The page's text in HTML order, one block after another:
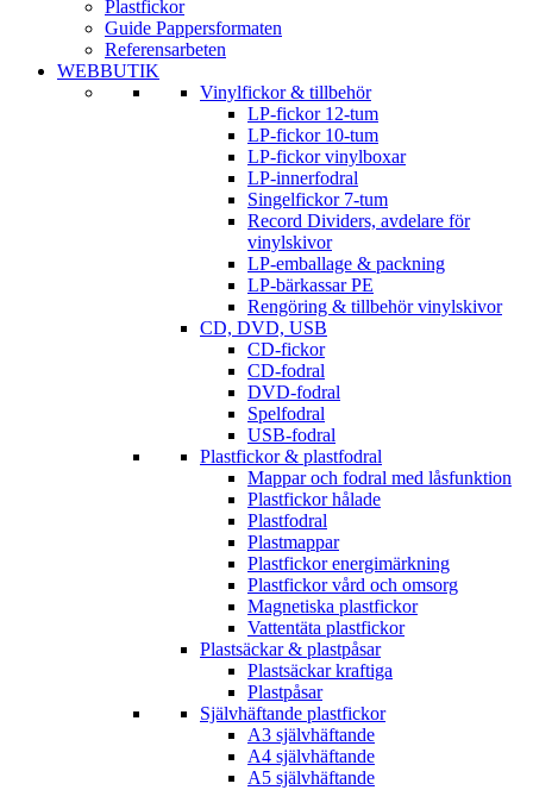
Plastfickor
Guide Pappersformaten
Referensarbeten
WEBBUTIK
Vinylfickor & tillbehör
LP-fickor 12-tum
LP-fickor 10-tum
LP-fickor vinylboxar
LP-innerfodral
Singelfickor 7-tum
Record Dividers, avdelare för
vinylskivor
LP-emballage & packning
LP-bärkassar PE
Rengöring & tillbehör vinylskivor
CD, DVD, USB
CD-fickor
CD-fodral
DVD-fodral
Spelfodral
USB-fodral
Plastfickor & plastfodral
Mappar och fodral med låsfunktion
Plastfickor hålade
Plastfodral
Plastmappar
Plastfickor energimärkning
Plastfickor vård och omsorg
Magnetiska plastfickor
Vattentäta plastfickor
Plastsäckar & plastpåsar
Plastsäckar kraftiga
Plastpåsar
Självhäftande plastfickor
A3 självhäftande
A4 självhäftande
A5 självhäftande